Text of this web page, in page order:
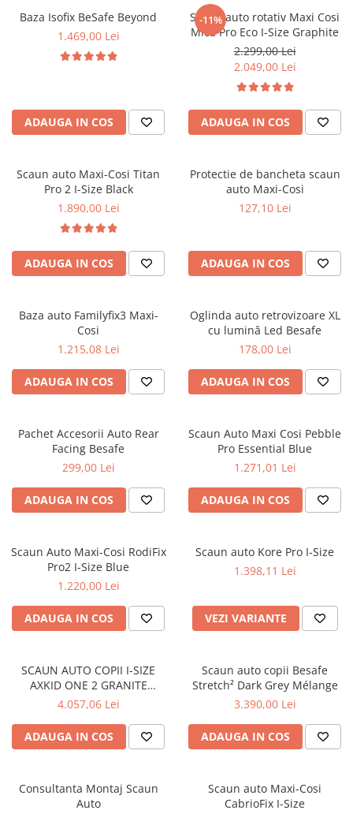
Baza Isofix BeSafe Beyond
1.469,00 Lei
ADAUGA IN COS
-11%
Scaun auto rotativ Maxi Cosi
Mica Pro Eco I-Size Graphite
2.299,00 Lei
2.049,00 Lei
ADAUGA IN COS
Scaun auto Maxi-Cosi Titan
Pro 2 I-Size Black
1.890,00 Lei
ADAUGA IN COS
Protectie de bancheta scaun
auto Maxi-Cosi
127,10 Lei
ADAUGA IN COS
Baza auto Familyfix3 Maxi-
Cosi
1.215,08 Lei
ADAUGA IN COS
Oglinda auto retrovizoare XL
cu lumină Led Besafe
178,00 Lei
ADAUGA IN COS
Pachet Accesorii Auto Rear
Facing Besafe
299,00 Lei
ADAUGA IN COS
Scaun Auto Maxi Cosi Pebble
Pro Essential Blue
1.271,01 Lei
ADAUGA IN COS
Scaun Auto Maxi-Cosi RodiFix
Pro2 I-Size Blue
1.220,00 Lei
ADAUGA IN COS
Scaun auto Kore Pro I-Size
1.398,11 Lei
VEZI VARIANTE
SCAUN AUTO COPII I-SIZE
AXKID ONE 2 GRANITE
MELANGE
4.057,06 Lei
ADAUGA IN COS
Scaun auto copii Besafe
Stretch² Dark Grey Mélange
3.390,00 Lei
ADAUGA IN COS
Consultanta Montaj Scaun
Auto
Scaun auto Maxi-Cosi
CabrioFix I-Size